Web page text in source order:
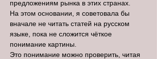
предложениям рынка в этих странах.
На этом основании, я советовала бы
вначале не читать статей на русском
языке, пока не сложится чёткое
понимание картины.
Это понимание можно проверить, читая